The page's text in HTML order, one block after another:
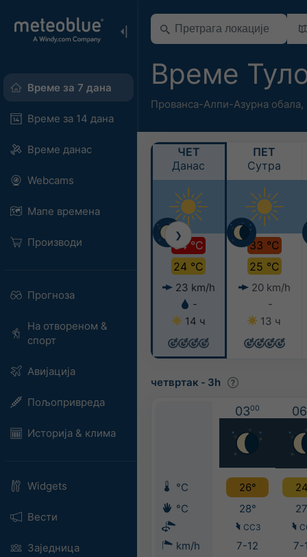
Време за 7 дана
Време за 14 дана
Време данас
Webcams
Мапе времена
Производи
Прогноза
На отвореном &
спорт
Авијација
Пољопривреда
Историја & клима
Widgets
Вести
Заједница
Време
Прованса-Алпи-Азурна обала,
ЧЕТ
Данас
34 °C
24 °C
23 km/h
-
14 ч
ПЕТ
Сутра
33 °C
25 °C
20 km/h
-
13 ч
❯
четвртак - 3h
0300 06
°C 26°
°C
28°
ССЗ
km/h 7-12 7-